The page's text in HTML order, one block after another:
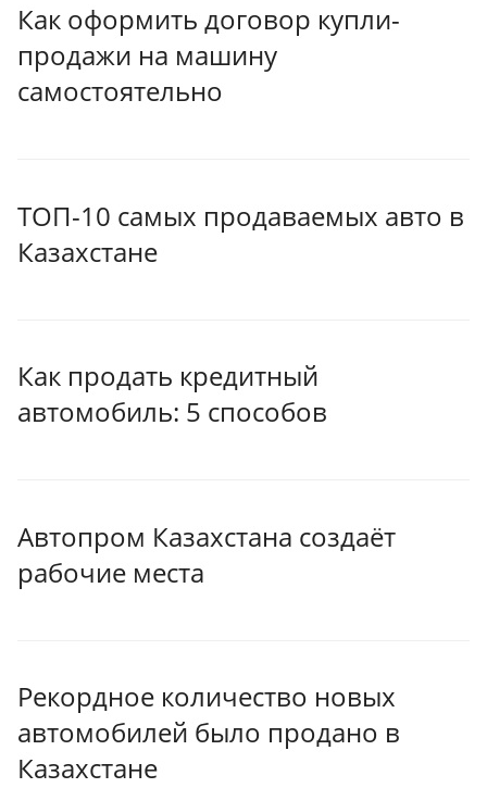
Как оформить договор купли-
продажи на машину
самостоятельно
ТОП-10 самых продаваемых авто в
Казахстане
Как продать кредитный
автомобиль: 5 способов
Автопром Казахстана создаёт
рабочие места
Рекордное количество новых
автомобилей было продано в
Казахстане